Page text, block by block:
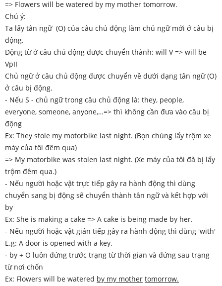
=> Flowers will be watered by my mother tomorrow.
Chú ý:
Ta lấy tân ngữ (O) của câu chủ động làm chủ ngữ mới ở câu bị
động.
Động từ ở câu chủ động được chuyển thành: will V => will be
VpII
Chủ ngữ ở câu chủ động được chuyển về dưới dạng tân ngữ (O)
ở câu bị động.
- Nếu S - chủ ngữ trong câu chủ động là: they, people,
everyone, someone, anyone,…=> thì không cần đưa vào câu bị
động
Ex: They stole my motorbike last night. (Bọn chúng lấy trộm xe
máy của tôi đêm qua)
=> My motorbike was stolen last night. (Xe máy của tôi đã bị lấy
trộm đêm qua.)
- Nếu người hoặc vật trực tiếp gây ra hành động thì dùng
chuyển sang bị động sẽ chuyển thành tân ngữ và kết hợp với
by
Ex: She is making a cake => A cake is being made by her.
- Nếu người hoặc vật gián tiếp gây ra hành động thì dùng 'with'
E.g: A door is opened with a key.
- by + O luôn đứng trước trạng từ thời gian và đứng sau trạng
từ nơi chốn
Ex: Flowers will be watered by my mother tomorrow.